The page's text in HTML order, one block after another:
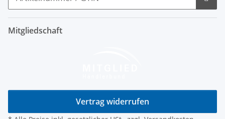
Mitgliedschaft
Vertrag widerrufen